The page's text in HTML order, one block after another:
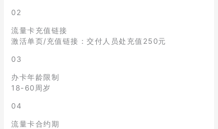
02
流量卡充值链接
激活单页/充值链接：交付人员处充值250元
03
办卡年龄限制
18-60周岁
04
流量卡合约期